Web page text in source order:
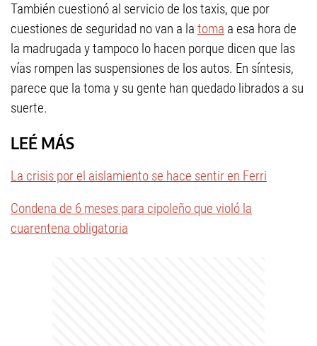
También cuestionó al servicio de los taxis, que por
cuestiones de seguridad no van a la toma a esa hora de
la madrugada y tampoco lo hacen porque dicen que las
vías rompen las suspensiones de los autos. En síntesis,
parece que la toma y su gente han quedado librados a su
suerte.
LEÉ MÁS
La crisis por el aislamiento se hace sentir en Ferri
Condena de 6 meses para cipoleño que violó la
cuarentena obligatoria